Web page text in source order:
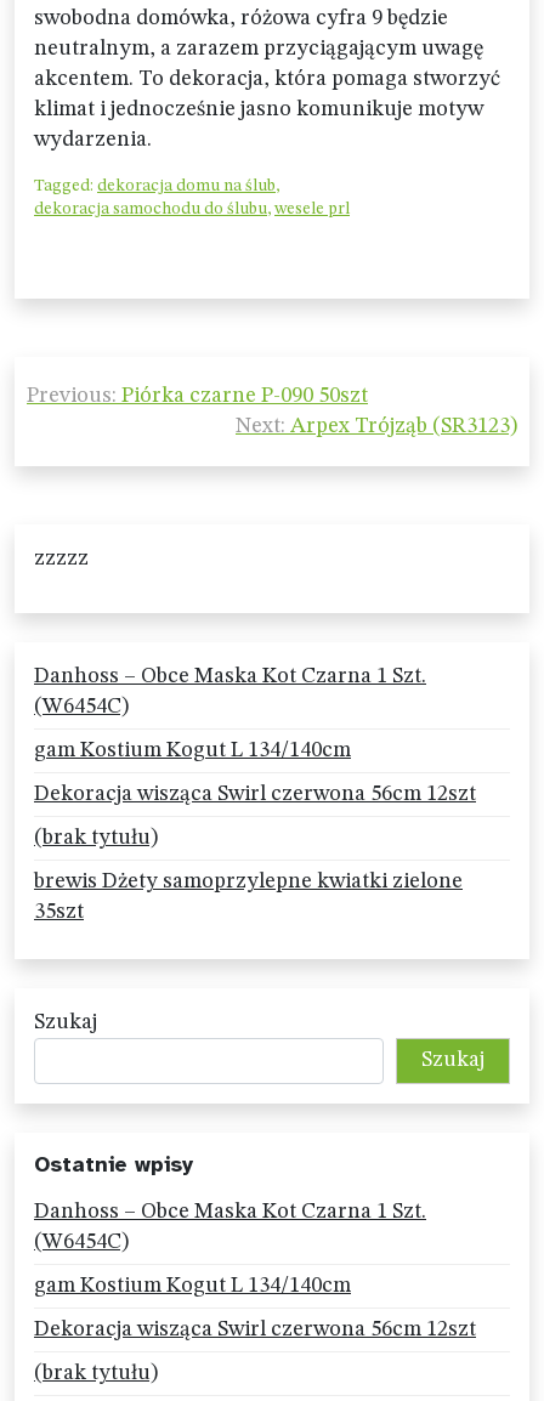
swobodna domówka, różowa cyfra 9 będzie
neutralnym, a zarazem przyciągającym uwagę
akcentem. To dekoracja, która pomaga stworzyć
klimat i jednocześnie jasno komunikuje motyw
wydarzenia.
Tagged: dekoracja domu na ślub,
dekoracja samochodu do ślubu, wesele prl
Nawigacja
wpisu
Previous: Piórka czarne P-090 50szt
Next: Arpex Trójząb (SR3123)
zzzzz
Danhoss – Obce Maska Kot Czarna 1 Szt.
(W6454C)
gam Kostium Kogut L 134/140cm
Dekoracja wisząca Swirl czerwona 56cm 12szt
(brak tytułu)
brewis Dżety samoprzylepne kwiatki zielone
35szt
Szukaj
Szukaj
Ostatnie wpisy
Danhoss – Obce Maska Kot Czarna 1 Szt.
(W6454C)
gam Kostium Kogut L 134/140cm
Dekoracja wisząca Swirl czerwona 56cm 12szt
(brak tytułu)